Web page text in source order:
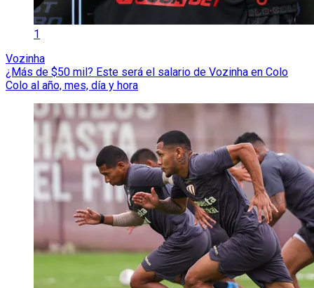
1
Vozinha
¿Más de $50 mil? Este será el salario de Vozinha en Colo
Colo al año, mes, día y hora